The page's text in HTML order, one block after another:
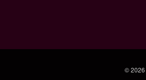
© 2026